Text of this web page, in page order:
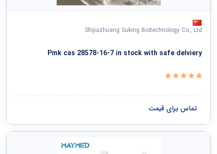
Shijiazhuang Suking Biotechnology Co., Ltd.
Pmk cas 28578-16-7 in stock with safe delviery
تماس برای قیمت